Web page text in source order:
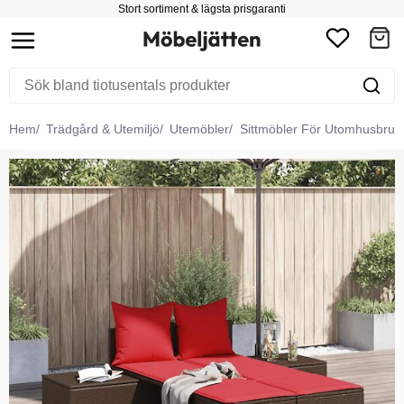
Stort sortiment & lägsta prisgaranti
Hem Trädgård & Utemiljö Utemöbler Sittmöbler För Utomhusbruk